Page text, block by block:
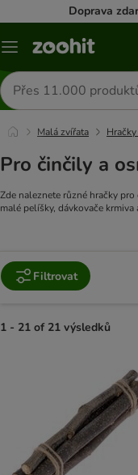
Doprava
Menu
Hledat
produkty
Malá zvířata
Pro činčily a
Zde naleznete různé hračky
malé pelíšky, dávkovače krmiva
Filtrovat
1 - 21 of 21 výsledků